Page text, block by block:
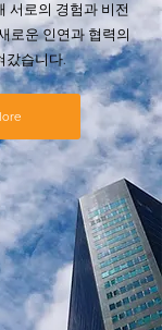
서로의 경험과 비전
로운 인연과 협력의
갔습니다.